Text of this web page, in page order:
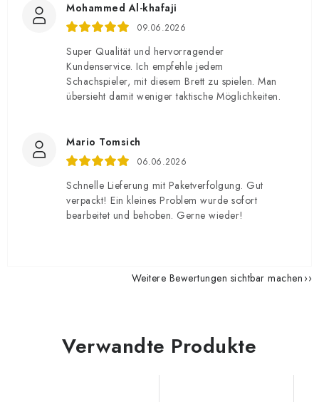
Mohammed Al-khafaji
09.06.2026
Super Qualität und hervorragender
Kundenservice. Ich empfehle jedem
Schachspieler, mit diesem Brett zu spielen. Man
übersieht damit weniger taktische Möglichkeiten.
Mario Tomsich
06.06.2026
Schnelle Lieferung mit Paketverfolgung. Gut
verpackt! Ein kleines Problem wurde sofort
bearbeitet und behoben. Gerne wieder!
Weitere Bewertungen sichtbar machen
Verwandte Produkte